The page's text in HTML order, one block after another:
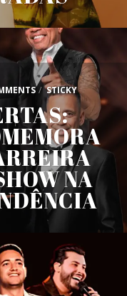
/ STICKY
NA